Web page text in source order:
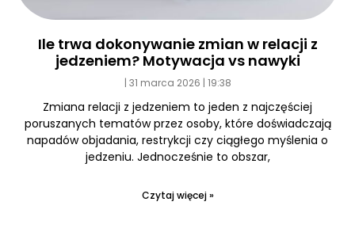
Ile trwa dokonywanie zmian w relacji z
jedzeniem? Motywacja vs nawyki
31 marca 2026 19:38
Zmiana relacji z jedzeniem to jeden z najczęściej
poruszanych tematów przez osoby, które doświadczają
napadów objadania, restrykcji czy ciągłego myślenia o
jedzeniu. Jednocześnie to obszar,
Czytaj więcej »